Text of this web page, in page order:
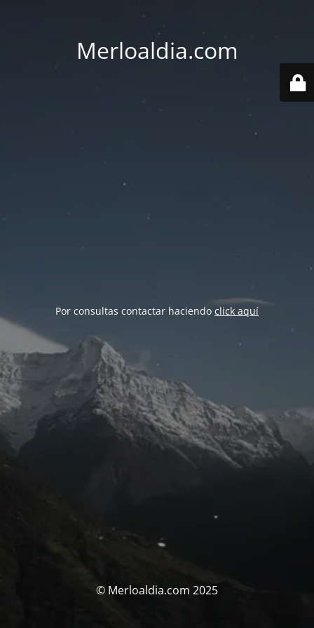
Merloaldia.com
Por consultas contactar haciendo click aquí
© Merloaldia.com 2025